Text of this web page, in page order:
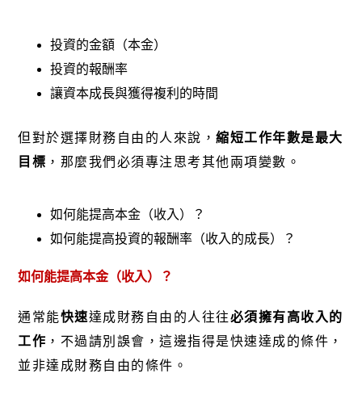
投資的金額（本金）
投資的報酬率
讓資本成長與獲得複利的時間
但對於選擇財務自由的人來說，縮短工作年數是最大
目標 ，那麼我們必須專注思考其他兩項變數。
如何能提高本金（收入）？
如何能提高投資的報酬率（收入的成長）？
如何能提高本金（收入）？
通常能快速達成財務自由的人往往必須擁有高收入的
工作 ，不過請別誤會，這邊指得是快速達成的條件，
並非達成財務自由的條件。